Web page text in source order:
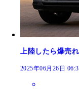
上陸したら爆売
2025年06月26日